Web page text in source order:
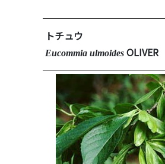
トチュウ
Eucommia ulmoides OLIVER